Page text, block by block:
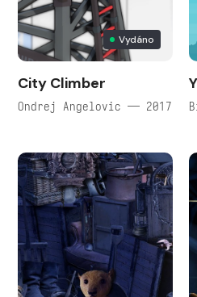
Vydáno
City Climber
Ondrej Angelovic — 2017